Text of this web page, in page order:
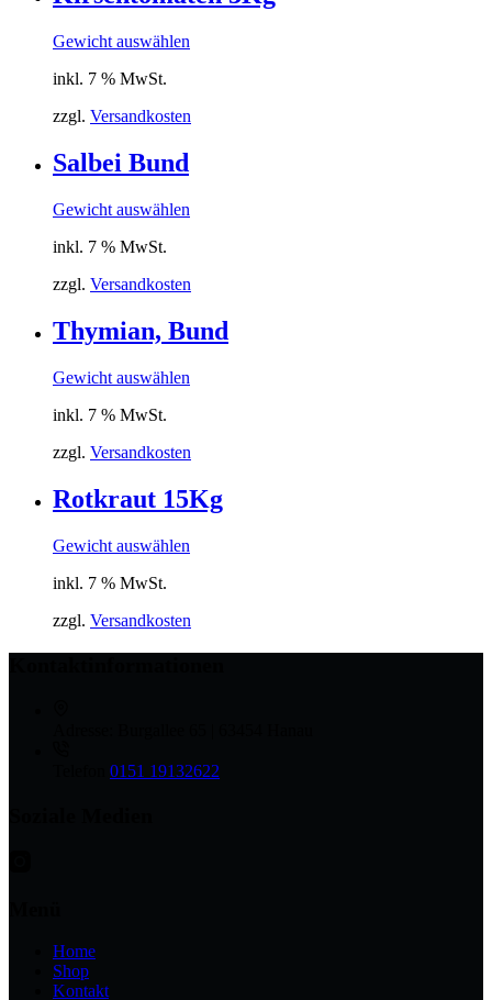
Gewicht auswählen
inkl. 7 % MwSt.
zzgl. Versandkosten
Salbei Bund
Gewicht auswählen
inkl. 7 % MwSt.
zzgl. Versandkosten
Thymian, Bund
Gewicht auswählen
inkl. 7 % MwSt.
zzgl. Versandkosten
Rotkraut 15Kg
Gewicht auswählen
inkl. 7 % MwSt.
zzgl. Versandkosten
0151 19132622
Home
Shop
Kontakt